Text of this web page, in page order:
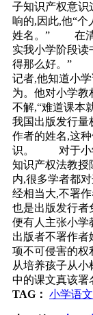
子知识产权意识
响的,因此,他“个
姓名。” 在清
实我小学阶段读
得那么好。”
记者,他知道小
为。他对小学教
不解,“难道课
我国出版发行量
作者的姓名,这
识。 对于小学
知识产权法教授
内,很多学者都
经相当大,不署
也是出版发行者
便有人主张小学
出版者不署作者
项不可侵害的
从培养孩子从小
中的课文真该署
TAG： 小学语